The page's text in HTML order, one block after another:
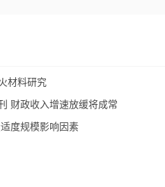
材料研究
财政收入增速放缓将成常
度规模影响因素